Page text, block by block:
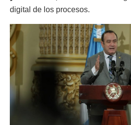
digital de los procesos.